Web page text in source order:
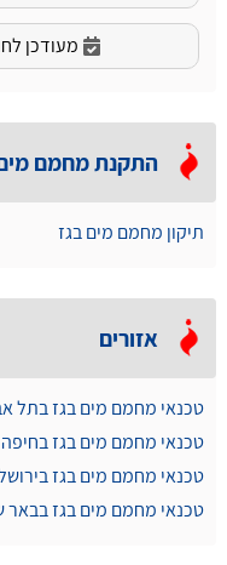
מעודכן
התקנת מחמם
תיקון מחמם מים בגז
אזורים
טכנאי מחמם מים בגז בתל
טכנאי מחמם מים בגז בחיפה
טכנאי מחמם מים בגז
טכנאי מחמם מים בגז בבאר